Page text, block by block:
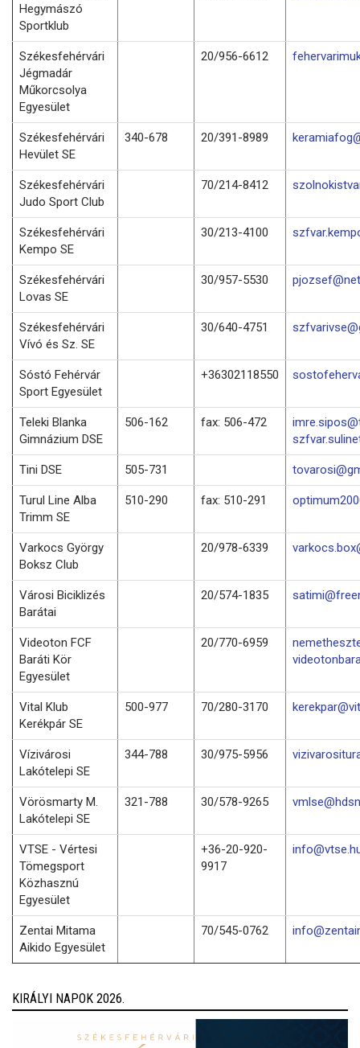
Hegymászó
Sportklub
Székesfehérvári
Jégmadár
Műkorcsolya
Egyesület
20/956-6612
Székesfehérvári
Hevület SE
340-678 20/391-8989
Székesfehérvári
Judo Sport Club
70/214-8412
Székesfehérvári
Kempo SE
30/213-4100
Székesfehérvári
Lovas SE
30/957-5530
Székesfehérvári
Vívó és Sz. SE
30/640-4751
Sóstó Fehérvár
Sport Egyesület
+36302118550
Teleki Blanka
Gimnázium DSE
506-162 fax: 506-472
Tini DSE 505-731
Turul Line Alba
Trimm SE
510-290 fax: 510-291
Varkocs György
Boksz Club
20/978-6339
Városi Biciklizés
Barátai
20/574-1835
Videoton FCF
Baráti Kör
Egyesület
20/770-6959
Vital Klub
Kerékpár SE
500-977 70/280-3170
Vízivárosi
Lakótelepi SE
344-788 30/975-5956
Vörösmarty M.
Lakótelepi SE
321-788 30/578-9265
VTSE - Vértesi
Tömegsport
Közhasznú
Egyesület
+36-20-920-
9917
Zentai Mitama
Aikido Egyesület
70/545-0762
KIRÁLYI NAPOK 2026.